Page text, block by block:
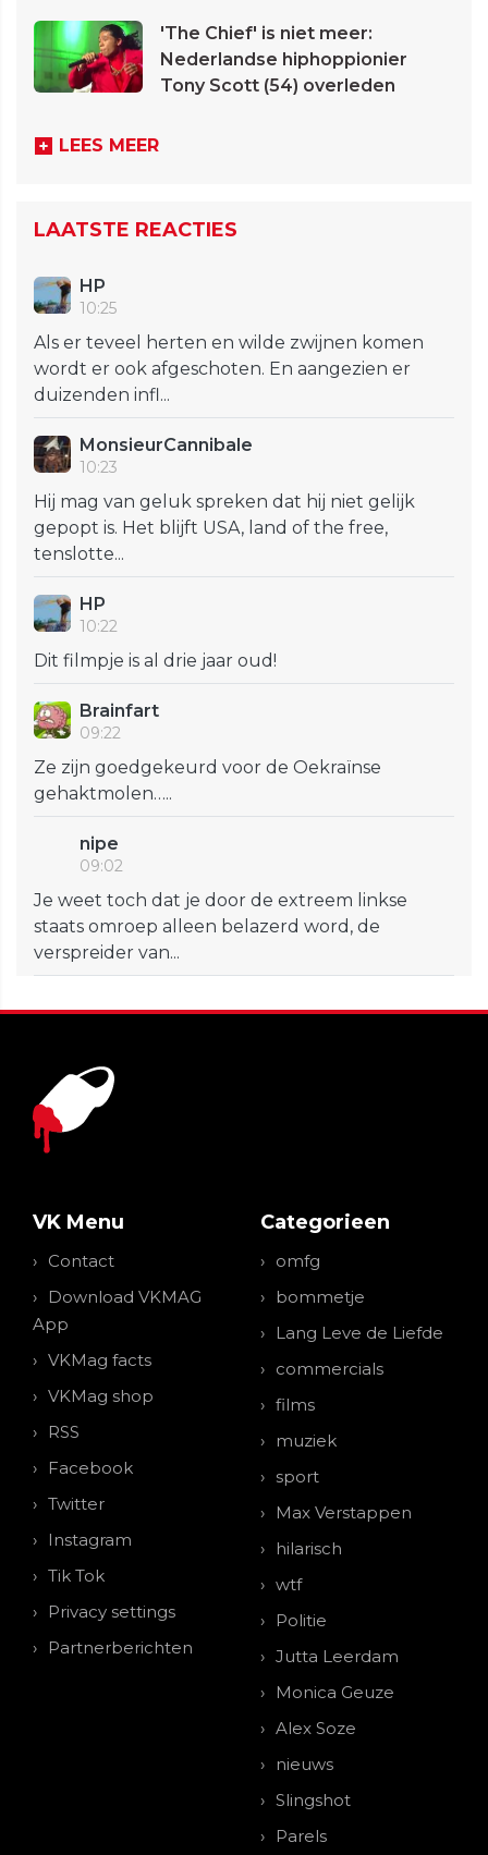
'The Chief' is niet meer:
Nederlandse hiphoppionier
Tony Scott (54) overleden
LEES MEER
LAATSTE REACTIES
HP
10:25
Als er teveel herten en wilde zwijnen komen
wordt er ook afgeschoten. En aangezien er
duizenden infl...
MonsieurCannibale
10:23
Hij mag van geluk spreken dat hij niet gelijk
gepopt is. Het blijft USA, land of the free,
tenslotte...
HP
10:22
Dit filmpje is al drie jaar oud!
Brainfart
09:22
Ze zijn goedgekeurd voor de Oekraïnse
gehaktmolen…..
nipe
09:02
Je weet toch dat je door de extreem linkse
staats omroep alleen belazerd word, de
verspreider van...
VK Menu
Contact
Download VKMAG
App
VKMag facts
VKMag shop
RSS
Facebook
Twitter
Instagram
Tik Tok
Privacy settings
Partnerberichten
Categorieen
omfg
bommetje
Lang Leve de Liefde
commercials
films
muziek
sport
Max Verstappen
hilarisch
wtf
Politie
Jutta Leerdam
Monica Geuze
Alex Soze
nieuws
Slingshot
Parels